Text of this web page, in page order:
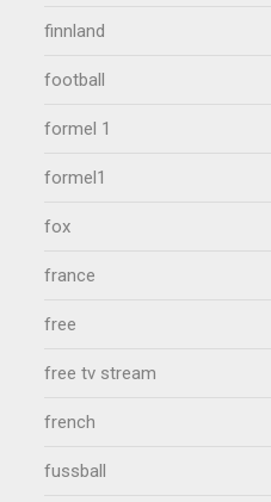
finnland
football
formel 1
formel1
fox
france
free
free tv stream
french
fussball